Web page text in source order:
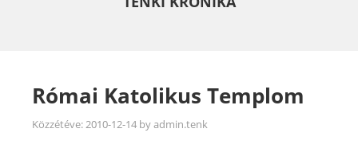
Római Katolikus Templom
Közzétéve:2010-12-14 byadmin.tenk